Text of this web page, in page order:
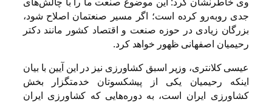
وی خاطرنشان کرد: این موضوع صنعت ما را با چالش‌های
جدی روبه‌رو کرده است؛ اگر مسیر صنعتمان اصلاح شود،
بزرگان زیادی در حوزه صنعت و اقتصاد کشور مانند دکتر
رحیمیان اصفهانی ظهور خواهد کرد.
عیسی کلانتری، وزیر اسبق کشاورزی نیز در این آیین با بیان
اینکه رحیمیان یکی از پیشکسوتان خدمتگزار بخش
کشاورزی ایران است، به دوره‌هایی که کشاورزی ایران